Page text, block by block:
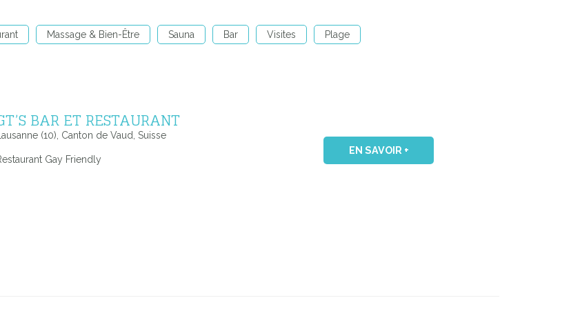
Massage & Bien-Être Sauna Bar Visites Plage
BAR ET RESTAURANT
Lausanne (10), Canton de Vaud, Suisse
Gay Friendly
EN SAVOIR +